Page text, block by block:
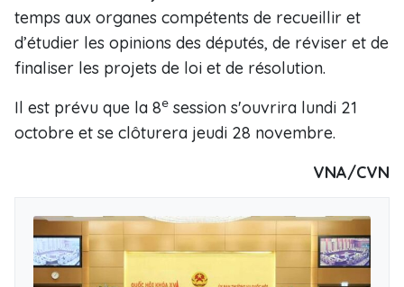
temps aux organes compétents de recueillir et
d’étudier les opinions des députés, de réviser et de
finaliser les projets de loi et de résolution.
Il est prévu que la 8e session s'ouvrira lundi 21
octobre et se clôturera jeudi 28 novembre.
VNA/CVN